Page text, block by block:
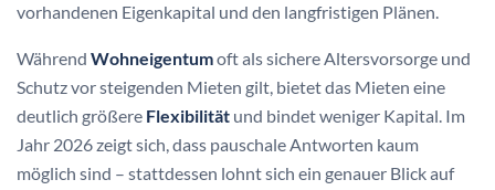
vorhandenen Eigenkapital und den langfristigen Plänen.
Während Wohneigentumoft als sichere Altersvorsorge und
Schutz vor steigenden Mieten gilt, bietet das Mieten eine
deutlich größere Flexibilität und bindet weniger Kapital. Im
Jahr 2026 zeigt sich, dass pauschale Antworten kaum
möglich sind – stattdessen lohnt sich ein genauer Blick auf